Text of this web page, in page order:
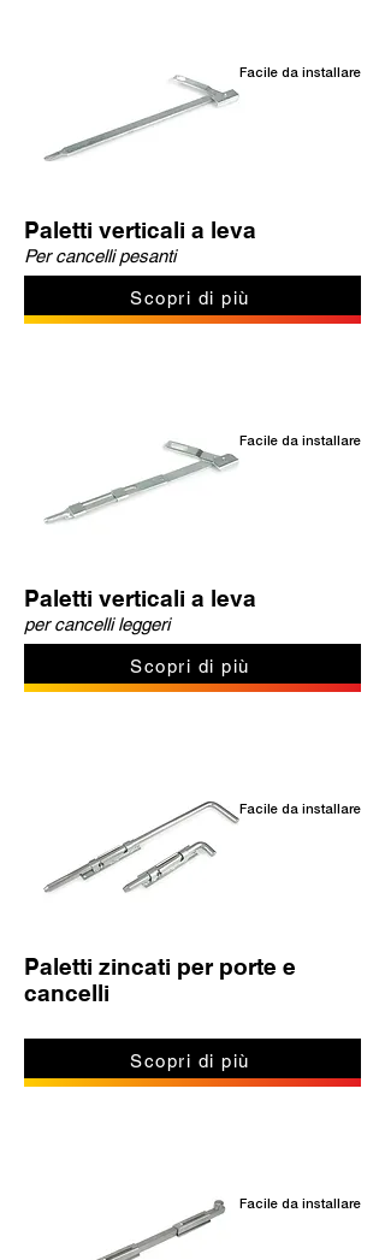
Facile da installare
Paletti verticali a leva
Per cancelli pesanti
Scopri di più
Facile da installare
Paletti verticali a leva
per cancelli leggeri
Scopri di più
Facile da installare
Paletti zincati per porte e
cancelli
Scopri di più
Facile da installare